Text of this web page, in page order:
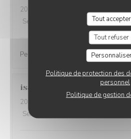
Tout accepter
Tout refuser
Politique de protection des
personnel
Politique de gestion
2026-08-07
Service
5/5 Cuisine:
Personnel et ambiance très sympa
isabelle
2026-08-07
Service